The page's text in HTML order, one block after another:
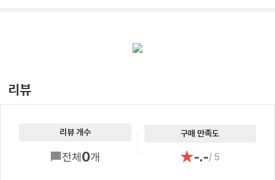
리뷰
리뷰 개수
전체0개
구매 만족도
★-.-/ 5